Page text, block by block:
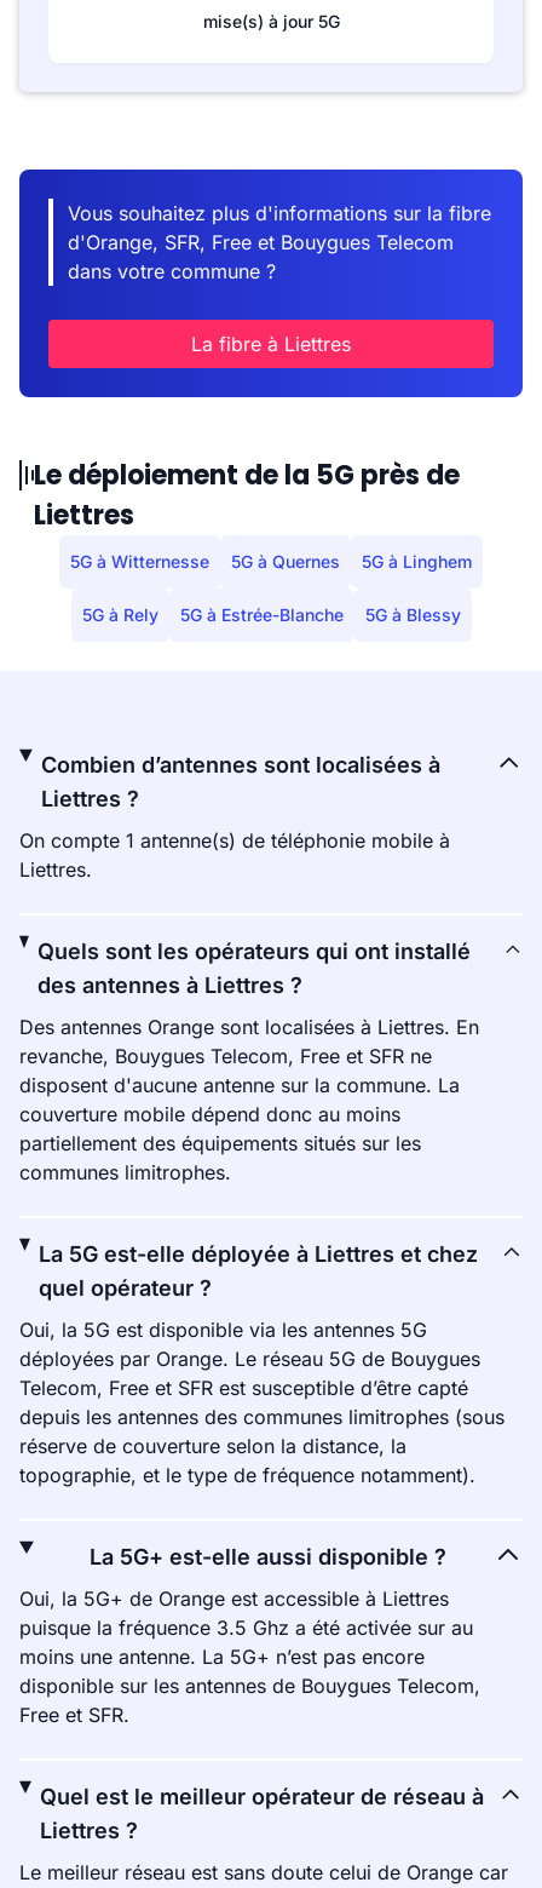
mise(s) à jour 5G
Vous souhaitez plus d'informations sur la fibre
d'Orange, SFR, Free et Bouygues Telecom
dans votre commune ?
La fibre à Liettres
Le déploiement de la 5G près de
Liettres
5G à Witternesse 5G à Quernes 5G à Linghem
5G à Rely 5G à Estrée-Blanche 5G à Blessy
Combien d’antennes sont localisées à
Liettres ?
On compte 1 antenne(s) de téléphonie mobile à
Liettres.
Quels sont les opérateurs qui ont installé
des antennes à Liettres ?
Des antennes Orange sont localisées à Liettres. En
revanche, Bouygues Telecom, Free et SFR ne
disposent d'aucune antenne sur la commune. La
couverture mobile dépend donc au moins
partiellement des équipements situés sur les
communes limitrophes.
La 5G est-elle déployée à Liettres et chez
quel opérateur ?
Oui, la 5G est disponible via les antennes 5G
déployées par Orange. Le réseau 5G de Bouygues
Telecom, Free et SFR est susceptible d’être capté
depuis les antennes des communes limitrophes (sous
réserve de couverture selon la distance, la
topographie, et le type de fréquence notamment).
La 5G+ est-elle aussi disponible ?
Oui, la 5G+ de Orange est accessible à Liettres
puisque la fréquence 3.5 Ghz a été activée sur au
moins une antenne. La 5G+ n’est pas encore
disponible sur les antennes de Bouygues Telecom,
Free et SFR.
Quel est le meilleur opérateur de réseau à
Liettres ?
Le meilleur réseau est sans doute celui de Orange car